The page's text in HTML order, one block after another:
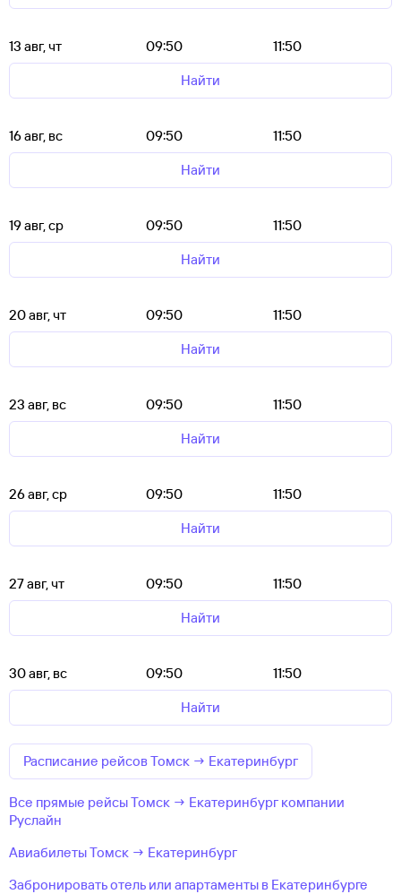
13 авг, чт 09:50
11:50
Найти
16 авг, вс 09:50
11:50
Найти
19 авг, ср 09:50
11:50
Найти
20 авг, чт 09:50
11:50
Найти
23 авг, вс 09:50
11:50
Найти
26 авг, ср 09:50
11:50
Найти
27 авг, чт 09:50
11:50
Найти
30 авг, вс 09:50
11:50
Найти
Расписание рейсов Томск → Екатеринбург
Все прямые рейсы Томск → Екатеринбург компании
Руслайн
Авиабилеты Томск → Екатеринбург
Забронировать отель или апартаменты в Екатеринбурге